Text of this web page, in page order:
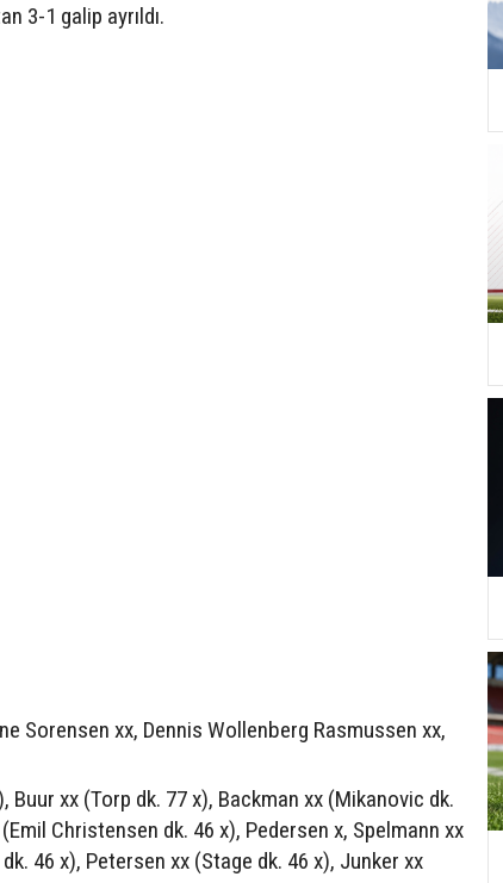
3-1 galip ayrıldı.
Sorensen xx, Dennis Wollenberg Rasmussen xx,
xx (Torp dk. 77 x), Backman xx (Mikanovic dk.
Christensen dk. 46 x), Pedersen x, Spelmann xx
46 x), Petersen xx (Stage dk. 46 x), Junker xx